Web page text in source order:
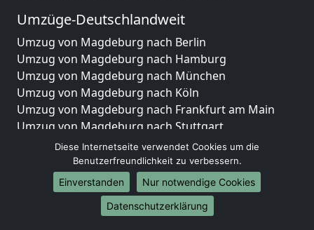
Umzüge-Deutschlandweit
Umzug von Magdeburg nach Berlin
Umzug von Magdeburg nach Hamburg
Umzug von Magdeburg nach München
Umzug von Magdeburg nach Köln
Umzug von Magdeburg nach Frankfurt am Main
Umzug von Magdeburg nach Stuttgart
Umzug von Magdeburg nach Düsseldorf
Umzug von Magdeburg nach Leipzig
Umzug von Magdeburg nach Dortmund
Umzug von Magdeburg nach Essen
Umzug von Magdeburg nach Bremen
Diese Internetseite verwendet Cookies um die
Benutzerfreundlichkeit zu verbessern.
Einverstanden
Nur notwendige Cookies
Datenschutzerklärung